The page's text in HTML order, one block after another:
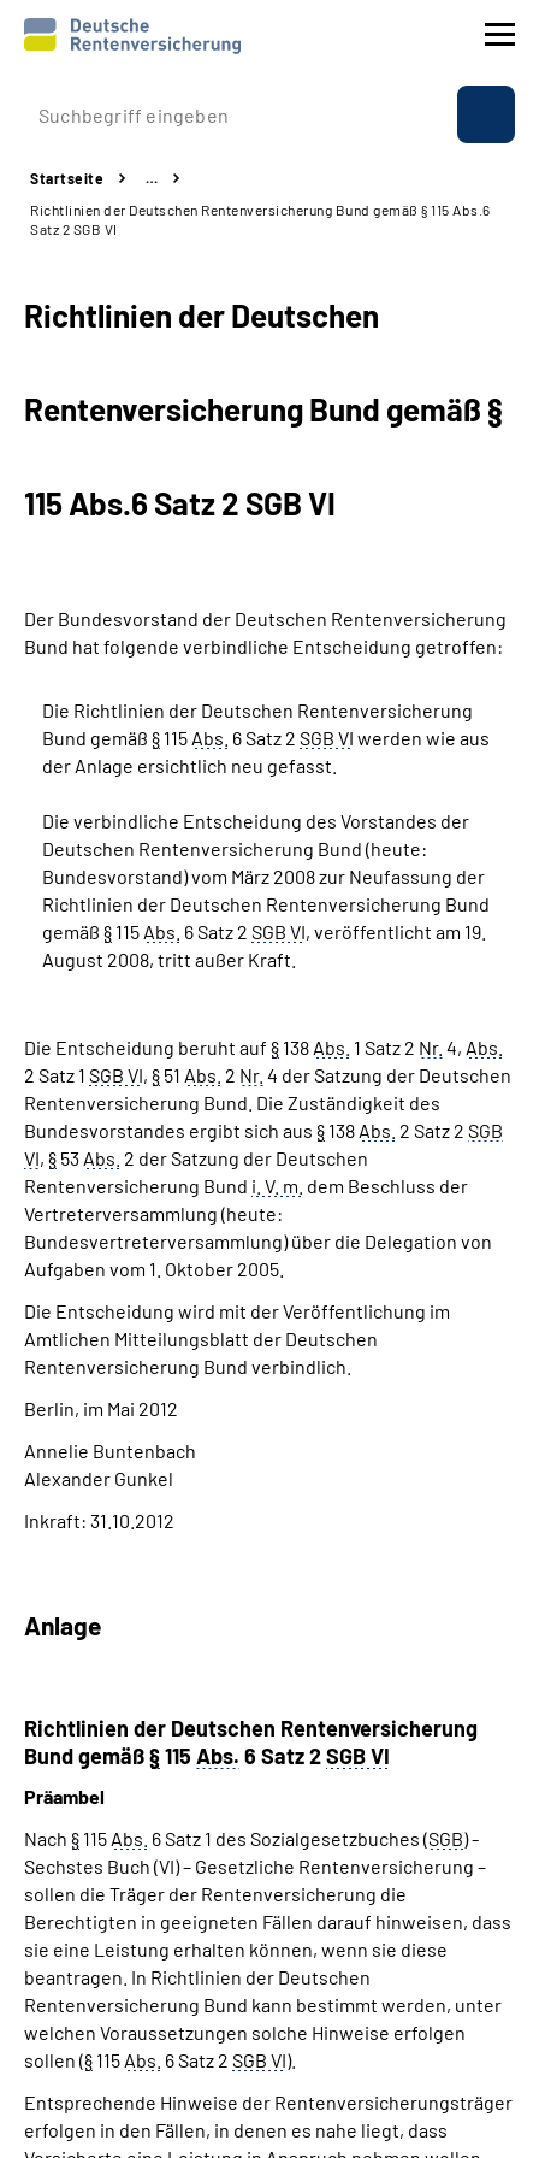
Prävention
Reha
Beratung & Kontakt
Experten
Language
Inhalte in Gebärdensprache (DGS)
Mein Kundenportal
Startseite
…
Richtlinien der Deutschen Rentenversicherung Bund gemäß § 115 Abs.6
Satz 2 SGB VI
Richtlinien der Deutschen
Rentenversicherung Bund gemäß §
115Abs.6 Satz 2 SGB VI
Der Bundesvorstand der Deutschen Rentenversicherung
Bund hat folgende verbindliche Entscheidung getroffen:
Die Richtlinien der Deutschen Rentenversicherung
Bund gemäß § 115 Abs. 6 Satz 2 SGB VI werden wie aus
der Anlage ersichtlich neu gefasst.
Die verbindliche Entscheidung des Vorstandes der
Deutschen Rentenversicherung Bund (heute:
Bundesvorstand) vom März 2008 zur Neufassung der
Richtlinien der Deutschen Rentenversicherung Bund
gemäß § 115 Abs. 6 Satz 2 SGB VI, veröffentlicht am 19.
August 2008, tritt außer Kraft.
Die Entscheidung beruht auf § 138 Abs. 1 Satz 2 Nr. 4, Abs.
2 Satz 1 SGB VI, § 51 Abs. 2 Nr. 4 der Satzung der Deutschen
Rentenversicherung Bund. Die Zuständigkeit des
Bundesvorstandes ergibt sich aus § 138 Abs. 2 Satz 2 SGB
VI, § 53 Abs. 2 der Satzung der Deutschen
Rentenversicherung Bund i. V. m. dem Beschluss der
Vertreterversammlung (heute:
Bundesvertreterversammlung) über die Delegation von
Aufgaben vom 1. Oktober 2005.
Die Entscheidung wird mit der Veröffentlichung im
Amtlichen Mitteilungsblatt der Deutschen
Rentenversicherung Bund verbindlich.
Berlin, im Mai 2012
Annelie Buntenbach
Alexander Gunkel
Inkraft: 31.10.2012
Anlage
Richtlinien der Deutschen Rentenversicherung
Bund gemäß§115 Abs. 6 Satz 2SGB VI
Präambel
Nach § 115 Abs. 6 Satz 1 des Sozialgesetzbuches (SGB) -
Sechstes Buch (VI) – Gesetzliche Rentenversicherung –
sollen die Träger der Rentenversicherung die
Berechtigten in geeigneten Fällen darauf hinweisen, dass
sie eine Leistung erhalten können, wenn sie diese
beantragen. In Richtlinien der Deutschen
Rentenversicherung Bund kann bestimmt werden, unter
welchen Voraussetzungen solche Hinweise erfolgen
sollen (§ 115 Abs. 6 Satz 2 SGB VI).
Entsprechende Hinweise der Rentenversicherungsträger
erfolgen in den Fällen, in denen es nahe liegt, dass